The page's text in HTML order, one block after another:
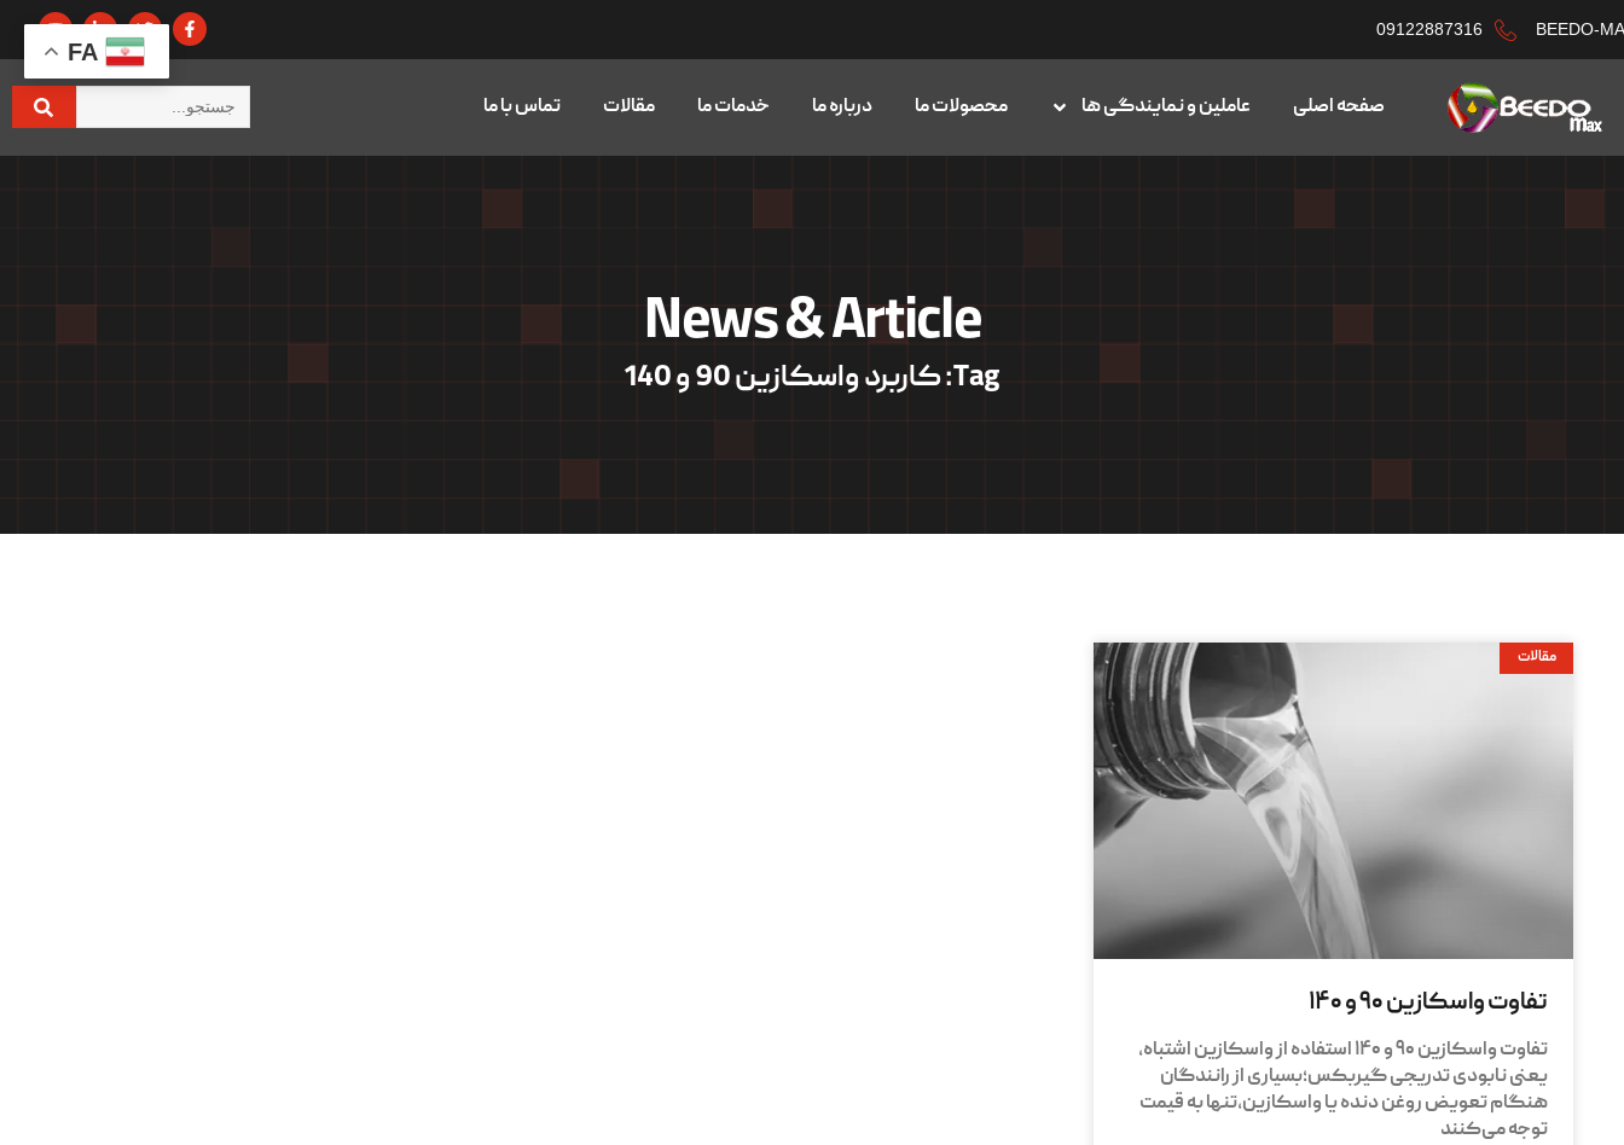
BEEDO-
09122887316
صفحه اصلی عاملین و نمایندگی ها محصولات ما درباره ما خدمات ما مقالات تماس با ما
News & Article
Tag: کاربرد واسکازین 90 و 140
مقالات
تفاوت واسکازین ۹۰ و ۱۴۰
تفاوت واسکازین ۹۰ و ۱۴۰ استفاده از واسکازین اشتباه،
یعنی نابودی تدریجی گیربکس؛بسیاری از رانندگان
هنگام تعویض روغن دنده یا واسکازین،تنها به قیمت
توجه می‌کنند
FA